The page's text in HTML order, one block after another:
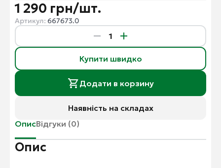
1 290 грн/шт.
Артикул: 667673.0
Купити швидко
Додати в корзину
Наявність на складах
ОписВідгуки (0)
Опис